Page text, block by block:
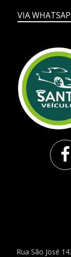
VIA
Rua São José